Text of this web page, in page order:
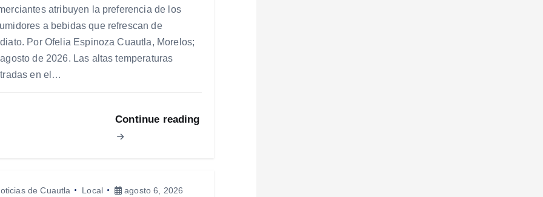
atribuyen la preferencia de los
a bebidas que refrescan de
Por Ofelia Espinoza Cuautla, Morelos;
de 2026. Las altas temperaturas
en el…
Continue reading
de Cuautla Local agosto 6, 2026